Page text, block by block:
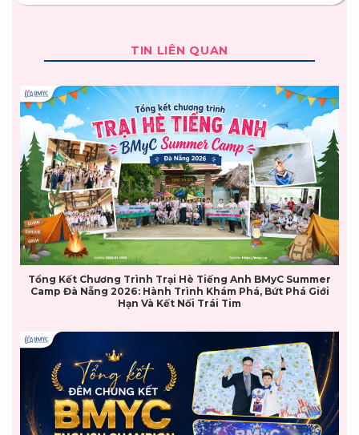
TIN LIÊN QUAN
Tổng Kết Chương Trình Trại Hè Tiếng Anh BMyC Summer
Camp Đà Nẵng 2026: Hành Trình Khám Phá, Bứt Phá Giới
Hạn Và Kết Nối Trái Tim